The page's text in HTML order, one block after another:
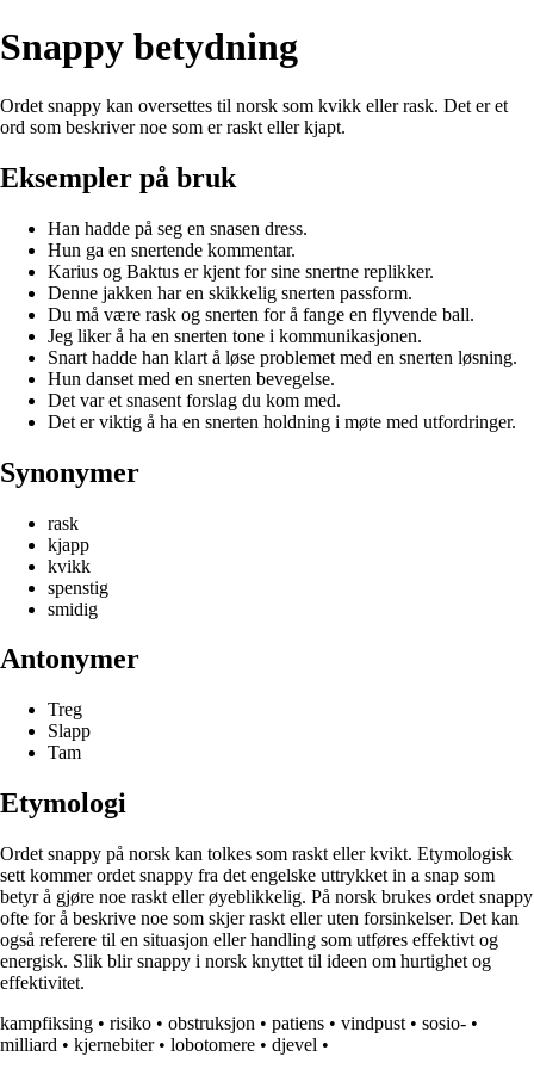
Snappy betydning
Ordet snappy kan oversettes til norsk som kvikk eller rask. Det er et
ord som beskriver noe som er raskt eller kjapt.
Eksempler på bruk
Han hadde på seg en snasen dress.
Hun ga en snertende kommentar.
Karius og Baktus er kjent for sine snertne replikker.
Denne jakken har en skikkelig snerten passform.
Du må være rask og snerten for å fange en flyvende ball.
Jeg liker å ha en snerten tone i kommunikasjonen.
Snart hadde han klart å løse problemet med en snerten løsning.
Hun danset med en snerten bevegelse.
Det var et snasent forslag du kom med.
Det er viktig å ha en snerten holdning i møte med utfordringer.
Synonymer
rask
kjapp
kvikk
spenstig
smidig
Antonymer
Treg
Slapp
Tam
Etymologi
Ordet snappy på norsk kan tolkes som raskt eller kvikt. Etymologisk
sett kommer ordet snappy fra det engelske uttrykket in a snap som
betyr å gjøre noe raskt eller øyeblikkelig. På norsk brukes ordet snappy
ofte for å beskrive noe som skjer raskt eller uten forsinkelser. Det kan
også referere til en situasjon eller handling som utføres effektivt og
energisk. Slik blir snappy i norsk knyttet til ideen om hurtighet og
effektivitet.
kampfiksing • risiko • obstruksjon • patiens • vindpust • sosio- •
milliard • kjernebiter• lobotomere • djevel •